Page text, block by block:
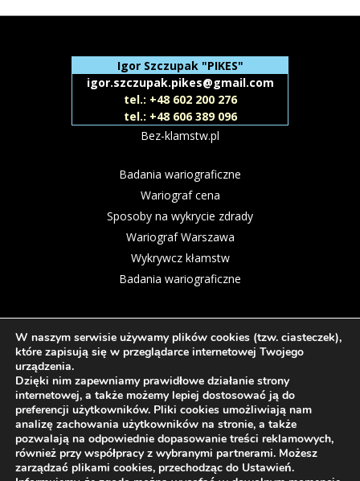
Igor Szczupak "PIKES"
igor.szczupak.pikes@gmail.com
tel.: +48 602 200 276
tel.: +48 606 389 096
Bez-klamstw.pl
Badania wariograficzne
Wariograf cena
Sposoby na wykrycie zdrady
Wariograf Warszawa
Wykrywcz kłamstw
Badania wariograficzne
Polityka Cookies
W naszym serwisie używamy plików cookies (tzw. ciasteczek),
które zapisują się w przeglądarce internetowej Twojego
urządzenia.
Dzięki nim zapewniamy prawidłowe działanie strony
internetowej, a także możemy lepiej dostosować ją do
preferencji użytkowników. Pliki cookies umożliwiają nam
analizę zachowania użytkowników na stronie, a także
pozwalają na odpowiednie dopasowanie treści reklamowych,
również przy współpracy z wybranymi partnerami. Możesz
zarządzać plikami cookies, przechodząc do Ustawień.